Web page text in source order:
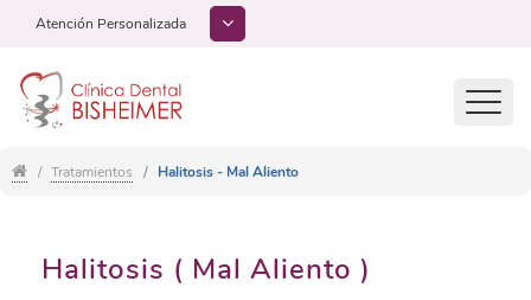
Atención Personalizada
Tratamientos Halitosis - Mal Aliento
Halitosis ( Mal Aliento )